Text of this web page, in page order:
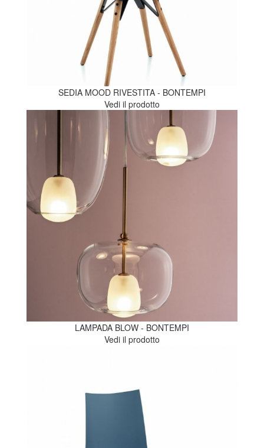
SEDIA MOOD RIVESTITA - BONTEMPI
Vedi il prodotto
LAMPADA BLOW - BONTEMPI
Vedi il prodotto